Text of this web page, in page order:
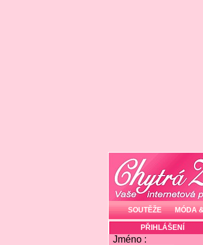
SOUTĚŽE MÓDA
PŘIHLÁŠENÍ
Jméno :